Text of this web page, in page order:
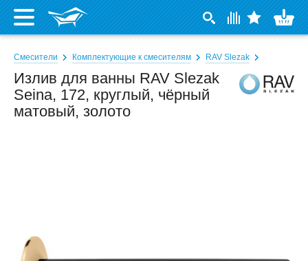
Смесители Комплектующие к смесителям RAV Slezak
Излив для ванны RAV Slezak
Seina, 172, круглый, чёрный
матовый, золото